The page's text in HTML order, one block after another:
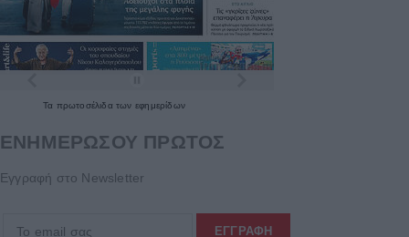
Τα πρωτοσέλιδατων εφημερίδων
ΕΝΗΜΕΡΩΣΟΥ ΠΡΩΤΟΣ
Εγγραφή στο Newsletter